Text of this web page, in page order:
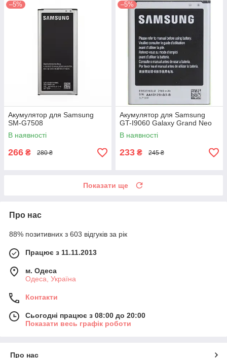
–5%
Акумулятор для Samsung
SM-G7508
В наявності
266 ₴ 280 ₴
–5%
Акумулятор для Samsung
GT-I9060 Galaxy Grand Neo
В наявності
233 ₴ 245 ₴
Показати ще
Про нас
88% позитивних з 603 відгуків за рік
Працює з 11.11.2013
м. Одеса
Одеса, Україна
Контакти
Сьогодні працює з 08:00 до 20:00
Показати весь графік роботи
Про нас